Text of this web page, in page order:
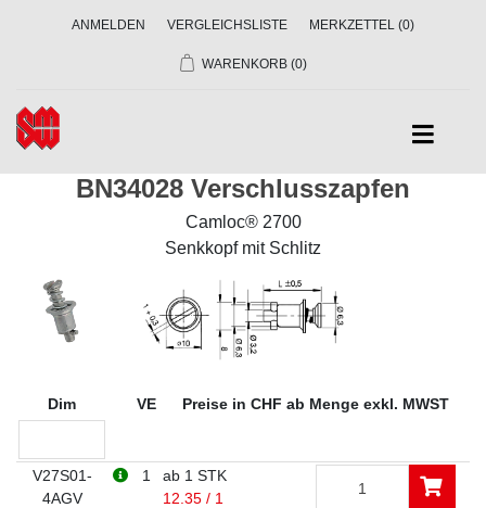
ANMELDEN VERGLEICHSLISTE MERKZETTEL (0)
WARENKORB (0)
BN34028 Verschlusszapfen
Camloc® 2700
Senkkopf mit Schlitz
Dim VE Preise in CHF ab Menge exkl. MWST
V27S01-
4AGV
1
ab 1 STK
12.35 / 1